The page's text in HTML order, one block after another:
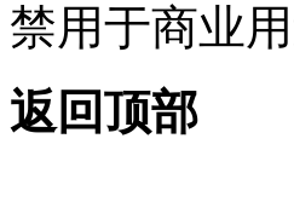
禁用于商业
返回顶部